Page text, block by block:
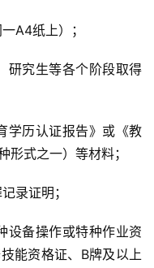
A4纸上）；
究生等各个阶段取得
历认证报告》或《教
形式之一）等材料；
录证明；
备操作或特种作业资
能资格证、B牌及以上